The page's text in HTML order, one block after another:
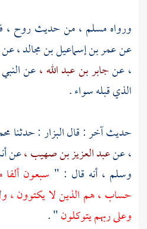
ورواهمسلم ،من حديثروح ،
عنعمر بن إسماعيل بن مجالد ،
،عنجابر بن عبد الله ،عن
الذي قبله سواء .
حديث آخر : قالالبزار: حدثنا
،عنعبد العزيز بن صهيب ،عن
وسلم ، أنه قال : " سبعون
حساب ، هم الذين لا يكتوون ،
وعلى ربهم يتوكلون" .